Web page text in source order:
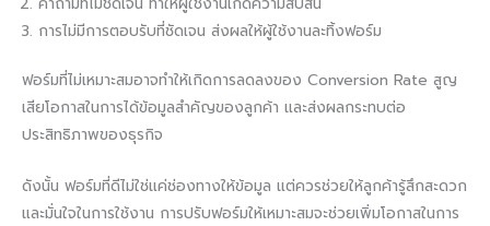
การไม่มีการตอบรับที่ชัดเจน ส่งผลให้ผู้ใช้งานละทิ้งฟอร์ม
ฟอร์มที่ไม่เหมาะสมอาจทำให้เกิดการลดลงของ Conversion Rate สูญ
เสียโอกาสในการได้ข้อมูลสำคัญของลูกค้า และส่งผลกระทบต่อ
ประสิทธิภาพของธุรกิจ
ดังนั้น ฟอร์มที่ดีไม่ใช่แค่ช่องทางให้ข้อมูล แต่ควรช่วยให้ลูกค้ารู้สึกสะดวก
และมั่นใจในการใช้งาน การปรับฟอร์มให้เหมาะสมจะช่วยเพิ่มโอกาสในการ